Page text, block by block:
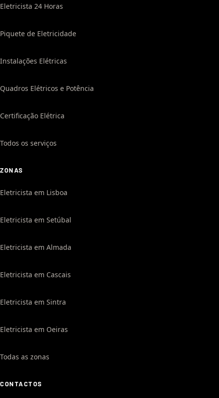
Eletricista 24 Horas
Piquete de Eletricidade
Instalações Elétricas
Quadros Elétricos e Potência
Certificação Elétrica
Todos os serviços
ZONAS
Eletricista em Lisboa
Eletricista em Setúbal
Eletricista em Almada
Eletricista em Cascais
Eletricista em Sintra
Eletricista em Oeiras
Todas as zonas
CONTACTOS